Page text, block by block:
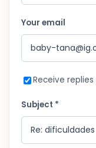
Your email
Receive
Subject *